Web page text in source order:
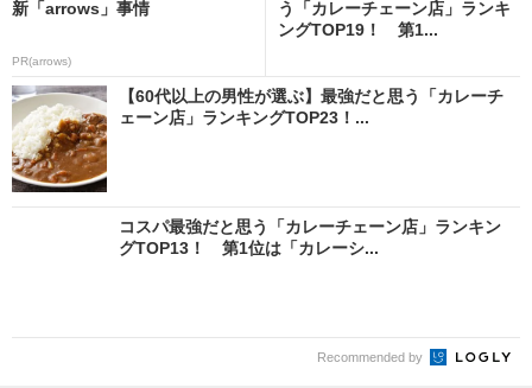
新「arrows」事情
PR(arrows)
う「カレーチェーン店」ランキ
ングTOP19！ 第1...
【60代以上の男性が選ぶ】最強だと思う「カレーチ
ェーン店」ランキングTOP23！...
コスパ最強だと思う「カレーチェーン店」ランキン
グTOP13！ 第1位は「カレーシ...
Recommended by